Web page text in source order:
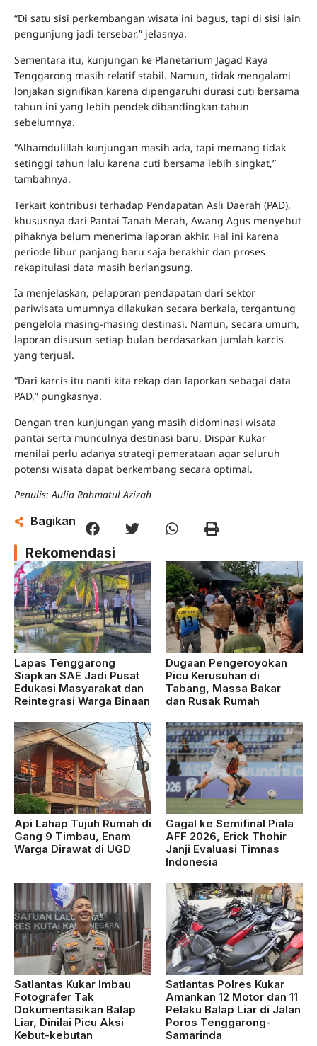
“Di satu sisi perkembangan wisata ini bagus, tapi di sisi lain
pengunjung jadi tersebar,” jelasnya.
Sementara itu, kunjungan ke Planetarium Jagad Raya
Tenggarong masih relatif stabil. Namun, tidak mengalami
lonjakan signifikan karena dipengaruhi durasi cuti bersama
tahun ini yang lebih pendek dibandingkan tahun
sebelumnya.
“Alhamdulillah kunjungan masih ada, tapi memang tidak
setinggi tahun lalu karena cuti bersama lebih singkat,”
tambahnya.
Terkait kontribusi terhadap Pendapatan Asli Daerah (PAD),
khususnya dari Pantai Tanah Merah, Awang Agus menyebut
pihaknya belum menerima laporan akhir. Hal ini karena
periode libur panjang baru saja berakhir dan proses
rekapitulasi data masih berlangsung.
Ia menjelaskan, pelaporan pendapatan dari sektor
pariwisata umumnya dilakukan secara berkala, tergantung
pengelola masing-masing destinasi. Namun, secara umum,
laporan disusun setiap bulan berdasarkan jumlah karcis
yang terjual.
“Dari karcis itu nanti kita rekap dan laporkan sebagai data
PAD,” pungkasnya.
Dengan tren kunjungan yang masih didominasi wisata
pantai serta munculnya destinasi baru, Dispar Kukar
menilai perlu adanya strategi pemerataan agar seluruh
potensi wisata dapat berkembang secara optimal.
Penulis: Aulia Rahmatul Azizah
Bagikan
Rekomendasi
Lapas Tenggarong
Siapkan SAE Jadi Pusat
Edukasi Masyarakat dan
Reintegrasi Warga Binaan
Dugaan Pengeroyokan
Picu Kerusuhan di
Tabang, Massa Bakar
dan Rusak Rumah
Api Lahap Tujuh Rumah di
Gang 9 Timbau, Enam
Warga Dirawat di UGD
Gagal ke Semifinal Piala
AFF 2026, Erick Thohir
Janji Evaluasi Timnas
Indonesia
Satlantas Kukar Imbau
Fotografer Tak
Dokumentasikan Balap
Liar, Dinilai Picu Aksi
Kebut-kebutan
Satlantas Polres Kukar
Amankan 12 Motor dan 11
Pelaku Balap Liar di Jalan
Poros Tenggarong-
Samarinda